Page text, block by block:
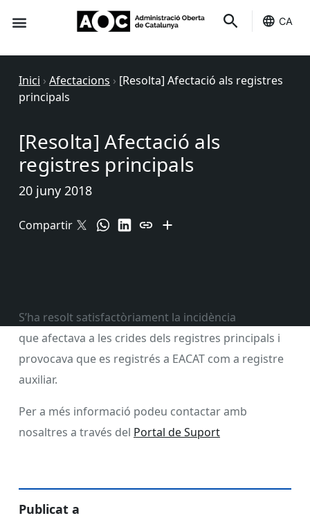
CA
Inici › Afectacions › [Resolta] Afectació als registres
principals
[Resolta] Afectació als
registres principals
20 juny 2018
Compartir
S’ha resolt satisfactòriament la incidència
queafectava a les crides dels registres principals i
provocava que es registrés a EACAT com a registre
auxiliar.
Per a més informació podeu contactar amb
nosaltres a través del Portal de Suport
Publicat a